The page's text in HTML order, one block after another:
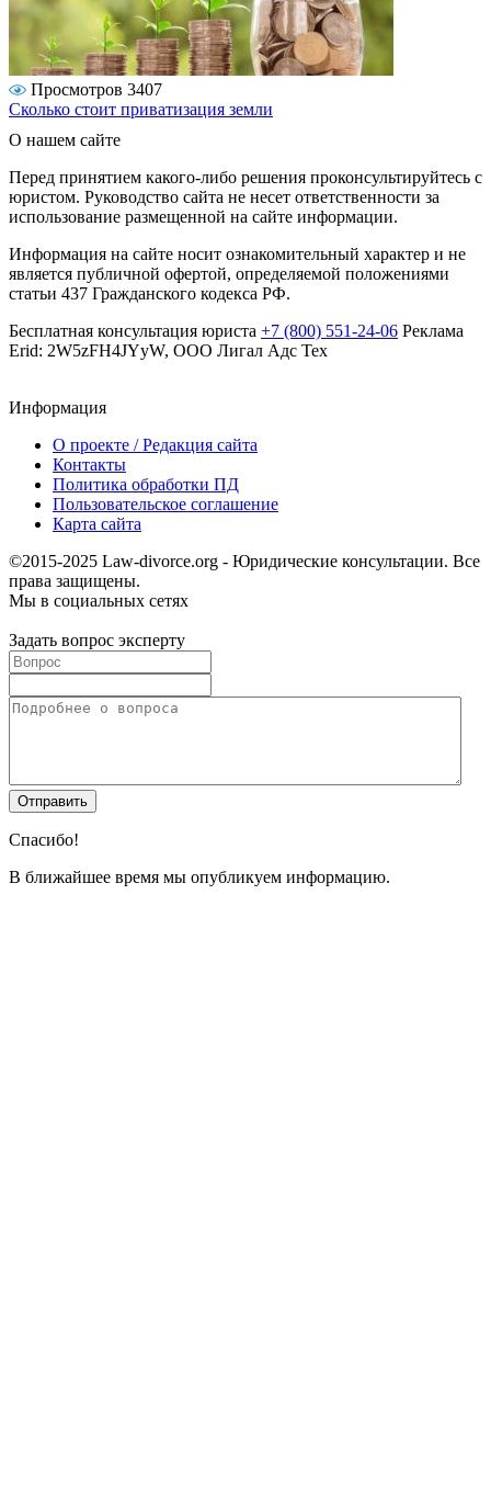
Просмотров 3407
Сколько стоит приватизация земли
О нашем сайте
Перед принятием какого-либо решения проконсультируйтесь с
юристом. Руководство сайта не несет ответственности за
использование размещенной на сайте информации.
Информация на сайте носит ознакомительный характер и не
является публичной офертой, определяемой положениями
статьи 437 Гражданского кодекса РФ.
Бесплатная консультация юриста +7 (800) 551-24-06 Реклама
Erid: 2W5zFH4JYyW, ООО Лигал Адс Тех
Информация
О проекте / Редакция сайта
Контакты
Политика обработки ПД
Пользовательское соглашение
Карта сайта
©2015-2025 Law-divorce.org - Юридические консультации. Все
права защищены.
Мы в социальных сетях
Задать вопрос эксперту
Спасибо!
В ближайшее время мы опубликуем информацию.